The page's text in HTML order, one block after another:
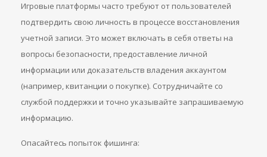
Игровые платформы часто требуют от пользователей
подтвердить свою личность в процессе восстановления
учетной записи. Это может включать в себя ответы на
вопросы безопасности, предоставление личной
информации или доказательств владения аккаунтом
(например, квитанции о покупке). Сотрудничайте со
службой поддержки и точно указывайте запрашиваемую
информацию.
Опасайтесь попыток фишинга: